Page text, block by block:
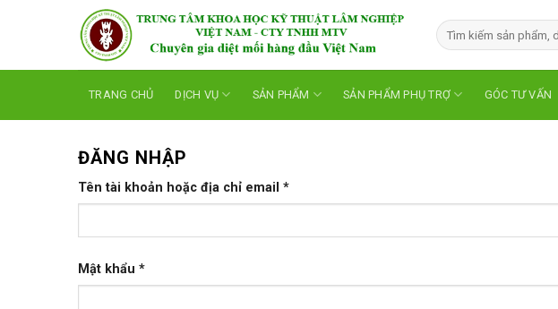
TRANG CHỦ DỊCH VỤ SẢN PHẨM SẢN PHẨM PHỤ TRỢ GÓC TƯ VẤN
ĐĂNG NHẬP
Tên tài khoản hoặc địa chỉ email *
Mật khẩu *